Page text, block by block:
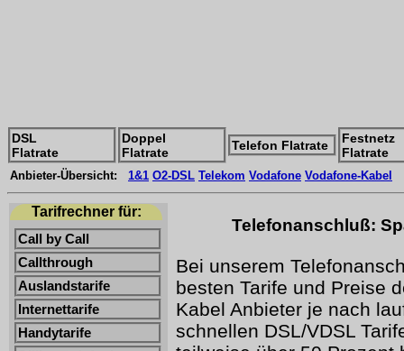
DSL
Flatrate
Doppel
Flatrate
Telefon Flatrate
Festnetz
Flatrate
Anbieter-Übersicht: 1&1 O2-DSL Telekom Vodafone Vodafone-Kabel
Tarifrechner für:
Call by Call
Callthrough
Auslandstarife
Internettarife
Handytarife
Telefonanschluß:
Bei unserem
besten Tarife und Preise
Kabel Anbieter je nach
schnellen DSL/VDSL